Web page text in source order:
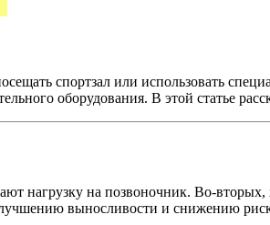
спортзал или использовать
оборудования. В этой статье
нагрузку на позвоночник. Во-
выносливости и снижению